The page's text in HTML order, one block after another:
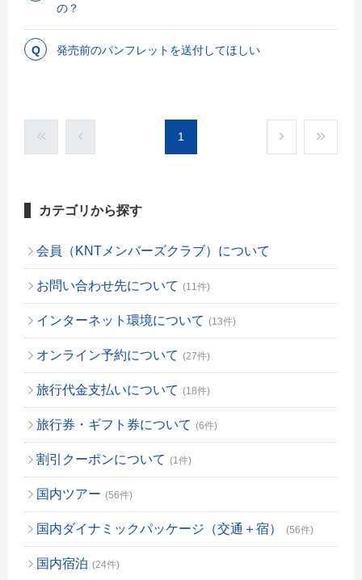
の？
発売前のパンフレットを送付してほしい
1
カテゴリから探す
会員（KNTメンバーズクラブ）について
お問い合わせ先について (11件)
インターネット環境について (13件)
オンライン予約について (27件)
旅行代金支払いについて (18件)
旅行券・ギフト券について (6件)
割引クーポンについて (1件)
国内ツアー (56件)
国内ダイナミックパッケージ（交通＋宿） (56件)
国内宿泊 (24件)